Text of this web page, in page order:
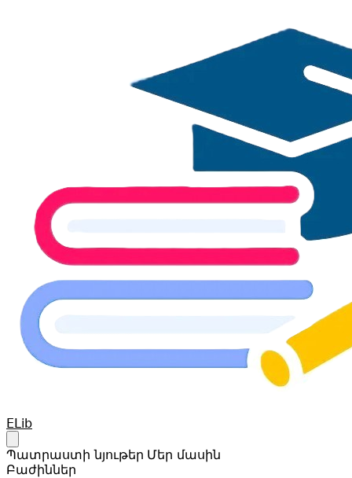
Your Company
ELib
Պատրաստի նյութեր Մեր մասին
Բաժիններ